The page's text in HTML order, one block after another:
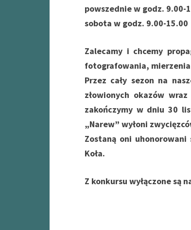
powszednie w godz. 9.00-
sobota w godz. 9.00-15.00
Zalecamy i chcemy
fotografowania,
Przez cały sezon na
złowionych okazów
zakończymy w dniu 30
„Narew” wyłoni
Zostaną oni
Koła.
Z konkursu wyłączone są